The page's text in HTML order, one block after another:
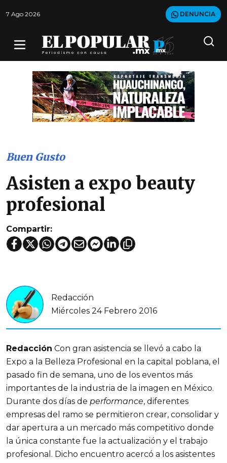
7 Ago 2026 DENUNCIA
Buen Gusto
Asisten a expo beauty
profesional
Compartir:
Redacción
Miércoles 24 Febrero 2016
Redacción Con gran asistencia se llevó a cabo la
Expo a la Belleza Profesional en la capital poblana, el
pasado fin de semana, uno de los eventos más
importantes de la industria de la imagen en México.
Durante dos días de performance, diferentes
empresas del ramo se permitieron crear, consolidar y
dar apertura a un mercado más competitivo donde
la única constante fue la actualización y el trabajo
profesional. Dicho encuentro acercó a los asistentes